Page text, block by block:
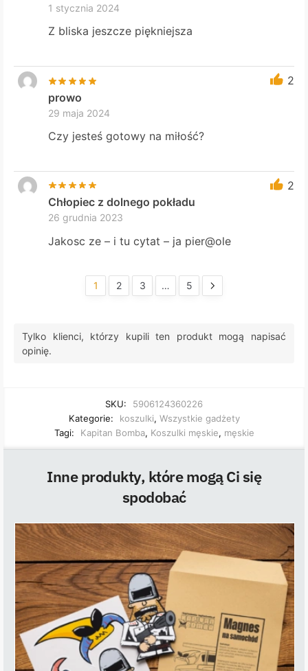
1 stycznia 2024
Z bliska jeszcze piękniejsza
2
prowo
29 maja 2024
Czy jesteś gotowy na miłość?
2
Chłopiec z dolnego pokładu
26 grudnia 2023
Jakosc ze – i tu cytat – ja pier@ole
1 2 3 … 5
Tylko klienci, którzy kupili ten produkt mogą napisać
opinię.
SKU:
5906124360226
Kategorie:
koszulki, Wszystkie gadżety
Tagi:
Kapitan Bomba, Koszulki męskie, męskie
Inne produkty, które mogą Ci się
spodobać